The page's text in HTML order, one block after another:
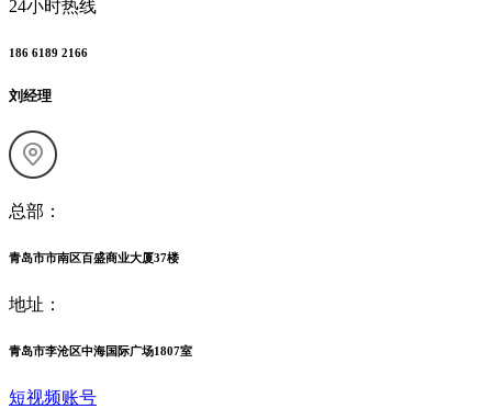
24小时热线
186 6189 2166
刘经理
总部：
青岛市市南区百盛商业大厦37楼
地址：
青岛市李沧区中海国际广场1807室
短视频账号